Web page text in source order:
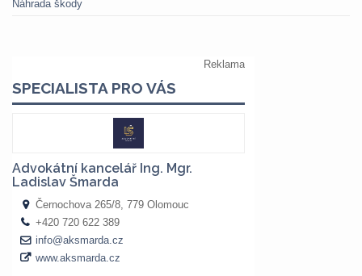
Náhrada škody